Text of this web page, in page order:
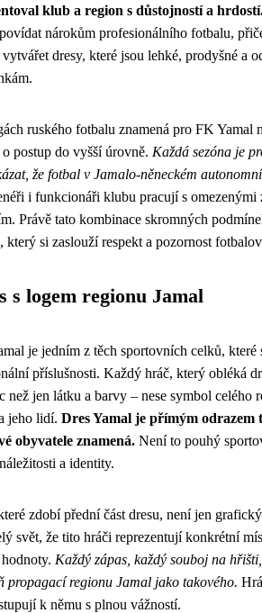
klub a region s důstojností a
nárokům profesionálního fotbalu,
dresy, které jsou lehké, prodyšné a
ruského fotbalu znamená pro FK Yamal
postup do vyšší úrovně. Každá sezóna je
že fotbal v Jamalo-něneckém
i funkcionáři klubu pracují s omezenými
Právě tato kombinace skromných
si zaslouží respekt a pozornost
s logem regionu Jamal
je jedním z těch sportovních celků, které
příslušnosti. Každý hráč, který obléká
než jen látku a barvy – nese symbol celého
jeho lidí. Dres Yamal je přímým odrazem
obyvatele znamená. Není to pouhý
a identity.
zdobí přední část dresu, není jen
svět, že tito hráči reprezentují konkrétní
Každý zápas, každý souboj na
propagací regionu Jamal jako takového.
k němu s plnou vážností.